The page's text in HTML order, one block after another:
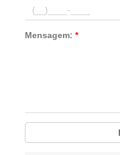
Mensagem:*